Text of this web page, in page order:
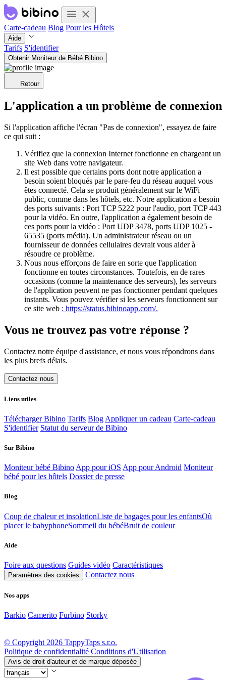
Carte-cadeau Blog Pour les Hôtels
Aide
Tarifs S'identifier
Obtenir Moniteur de Bébé Bibino
Retour
L'application a un problème de connexion
Si l'application affiche l'écran "Pas de connexion", essayez de faire
ce qui suit :
Vérifiez que la connexion Internet fonctionne en chargeant un
site Web dans votre navigateur.
Il est possible que certains ports dont notre application a
besoin soient bloqués par le pare-feu du réseau auquel vous
êtes connecté. Cela se produit généralement sur le WiFi
public, comme dans les hôtels, etc. Notre application a besoin
des ports suivants : Port TCP 5222 pour l'audio, port TCP 443
pour la vidéo. En outre, l'application a également besoin de
ces ports pour la vidéo : Port UDP 3478, ports UDP 1025 -
65535 (ports média). Un administrateur réseau ou un
fournisseur de données cellulaires devrait vous aider à
résoudre ce problème.
Nous nous efforçons de faire en sorte que l'application
fonctionne en toutes circonstances. Toutefois, en de rares
occasions (comme la maintenance des serveurs), les serveurs
de l'application peuvent ne pas fonctionner pendant quelques
instants. Vous pouvez vérifier si les serveurs fonctionnent sur
ce site web : https://status.bibinoapp.com/.
Vous ne trouvez pas votre réponse ?
Contactez notre équipe d'assistance, et nous vous répondrons dans
les plus brefs délais.
Contactez nous
Liens utiles
Télécharger Bibino Tarifs Blog Appliquer un cadeau Carte-cadeau
S'identifier Statut du serveur de Bibino
Sur Bibino
Moniteur bébé Bibino App pour iOS App pour Android Moniteur
bébé pour les hôtels Dossier de presse
Blog
Coup de chaleur et insolationListe de bagages pour les enfantsOù
placer le babyphoneSommeil du bébéBruit de couleur
Aide
Foire aux questions Guides vidéo Caractéristiques
Paramètres des cookies Contactez nous
Nos apps
Barkio Camerito Furbino Storky
© Copyright 2026 TappyTaps s.r.o.
Politique de confidentialité Conditions d'Utilisation
Avis de droit d'auteur et de marque déposée